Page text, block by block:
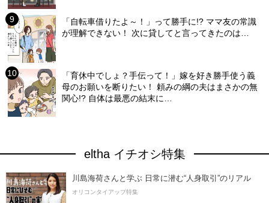
「自転車借りたよ～！」って勝手に!? ママ友の常識
が理解できない！ 次に貸してと言ってきたのは…
「育休中でしょ？手伝って！」嫁を好き勝手使う義
母のお願いを断りたい！ 頼みの綱の夫はまさかの無
関心!? 自体は最悪の結末に…
eltha イチオシ特集
川島海荷さんと学ぶ 日常に潜む“人身取引”のリアル
オリコンタイアップ特集